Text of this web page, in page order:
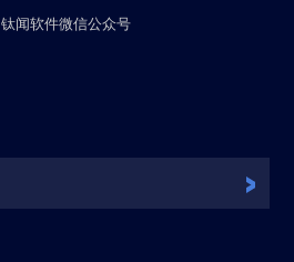
钛闻软件微信公众号